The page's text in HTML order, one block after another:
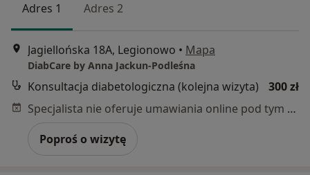
Adres 1
Adres 2
Jagiellońska 18A, Legionowo • Mapa
DiabCare by Anna Jackun-Podleśna
Konsultacja diabetologiczna (kolejna wizyta)
300 zł
Specjalista nie oferuje umawiania online pod tym adresem.
Poproś o wizytę